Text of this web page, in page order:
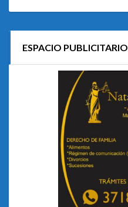
ESPACIO PUBLICITARIO